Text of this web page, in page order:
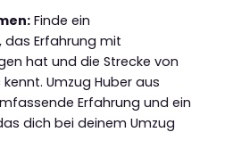
Finde ein
das Erfahrung mit
hat und die Strecke von
Umzug Huber aus
Erfahrung und ein
dich bei deinem Umzug